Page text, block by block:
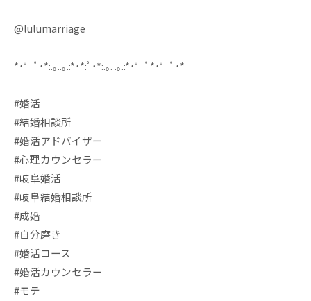
@lulumarriage
*･゜ﾟ･*:.｡..｡.:*･*:ﾟ･*:.｡. .｡.:*･゜ﾟ*･゜ﾟ･*
#婚活
#結婚相談所
#婚活アドバイザー
#心理カウンセラー
#岐阜婚活
#岐阜結婚相談所
#成婚
#自分磨き
#婚活コース
#婚活カウンセラー
#モテ